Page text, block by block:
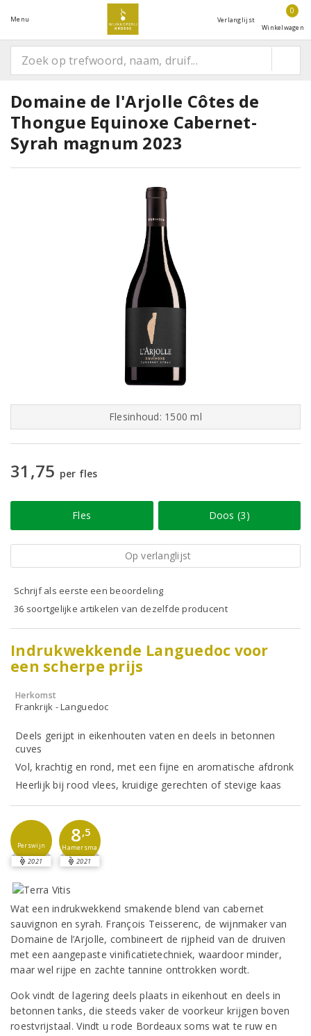
Menu Verlanglijst
0
Winkelwagen
Domaine de l'Arjolle Côtes de
Thongue Equinoxe Cabernet-
Syrah magnum 2023
Flesinhoud: 1500 ml
31,75 per fles
Fles Doos (3)
Op verlanglijst
Schrijf als eerste een beoordeling
36 soortgelijke artikelen van dezelfde producent
Indrukwekkende Languedoc voor
een scherpe prijs
Herkomst
Frankrijk - Languedoc
Deels gerijpt in eikenhouten vaten en deels in betonnen
cuves
Vol, krachtig en rond, met een fijne en aromatische afdronk
Heerlijk bij rood vlees, kruidige gerechten of stevige kaas
Perswijn
2021
8,5
Hamersma
2021
Wat een indrukwekkend smakende blend van cabernet
sauvignon en syrah. François Teisserenc, de wijnmaker van
Domaine de l’Arjolle, combineert de rijpheid van de druiven
met een aangepaste vinificatietechniek, waardoor minder,
maar wel rijpe en zachte tannine onttrokken wordt.
Ook vindt de lagering deels plaats in eikenhout en deels in
betonnen tanks, die steeds vaker de voorkeur krijgen boven
roestvrijstaal. Vindt u rode Bordeaux soms wat te ruw en